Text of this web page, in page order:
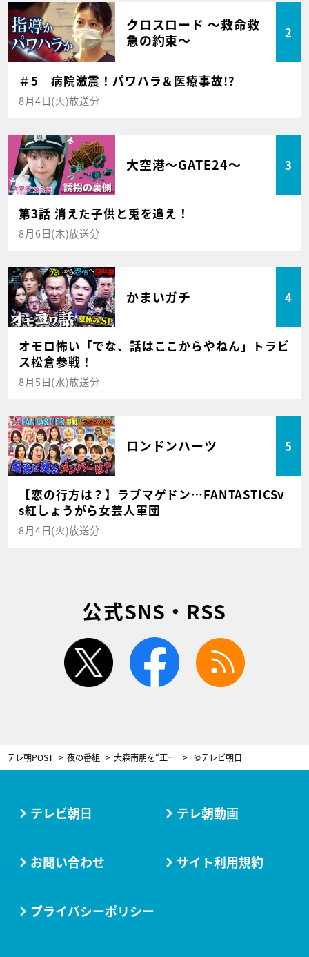
クロスロード ～救命救
急の約束～
2
＃5 病院激震！パワハラ＆医療事故!?
8月4日(火)放送分
大空港～GATE24～ 3
第3話 消えた子供と兎を追え！
8月6日(木)放送分
かまいガチ 4
オモロ怖い「でな、話はここからやねん」トラビ
ス松倉参戦！
8月5日(水)放送分
ロンドンハーツ 5
【恋の行方は？】ラブマゲドン…FANTASTICSv
s紅しょうがら女芸人軍団
8月4日(火)放送分
公式SNS・RSS
twitter facebook
テレ朝POST 夜の番組 大森南朋を“正義の法医学者”に選んだのは…『サイン』プロデューサーが明かす2つの理由 ©テレビ朝日
テレビ朝日 テレ朝動画
お問い合わせ サイト利用規約
プライバシーポリシー